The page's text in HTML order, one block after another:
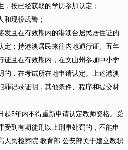
按已经获取的学历参加认定；
和现役武警；
发且在有效期内的港澳台居民居住证的
定；持港澳居民来往内地通行证、五年
证且在有效期内，在文山州参加中小学
的，在考试所在地申请认定。上述港澳
罪记录证明，其他条件、程序和提交材
起5年内不得重新申请认定教师资格。受
受到有期徒刑以上刑事处罚的，不能申
人民检察院 教育部 公安部关于建立教职